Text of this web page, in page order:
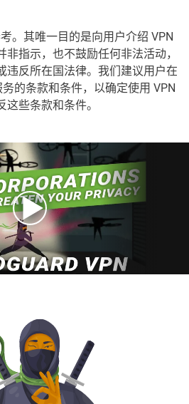
。其唯一目的是向用户介绍 VPN
指示，也不鼓励任何非法活动，
违反所在国法律。我们建议用户在
的条款和条件，以确定使用 VPN
这些条款和条件。